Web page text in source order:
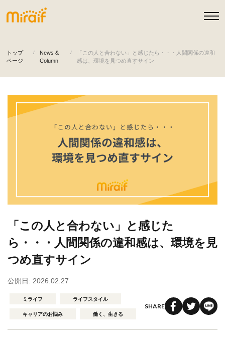
トップ
ページ
News &
Column
「この人と合わない」と感じたら・・・人間関係の違和
感は、環境を見つめ直すサイン
「この人と合わない」と感じた
ら・・・人間関係の違和感は、環境を見
つめ直すサイン
公開日: 2026.02.27
ミライフ ライフスタイル
キャリアのお悩み 働く、生きる
SHARE